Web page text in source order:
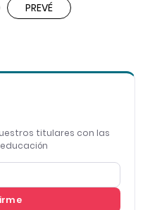
PREVÉ
titulares con las